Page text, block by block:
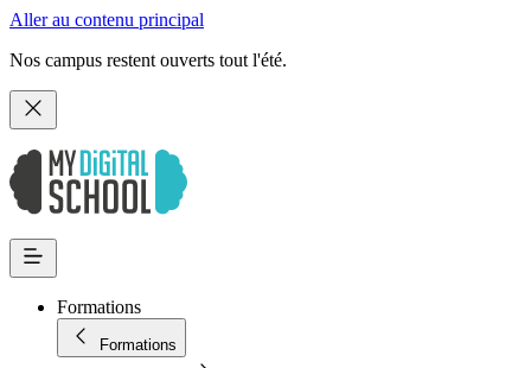
Aller au contenu principal
Nos campus restent ouverts tout l'été.
Formations
Formations